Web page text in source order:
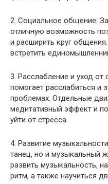
2. Социальное общение:
отличную возможность
и расширить круг
встретить
3. Расслабление и уход от
помогает расслабиться и
проблемах. Отдельные
медитативный эффект и
уйти от стресса.
4. Развитие
танец, но и музыкальный
развить музыкальность,
ритм, а также научиться